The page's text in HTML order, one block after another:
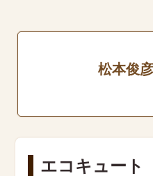
松本俊
エコキュート